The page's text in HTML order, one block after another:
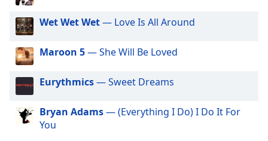
modal
window.
Beginning
dialog
window.
cancel
Wet Wet Wet— Love Is All Around
Maroon 5— She Will Be Loved
Eurythmics— Sweet Dreams
Bryan Adams— (Everything I Do) I Do It For
You